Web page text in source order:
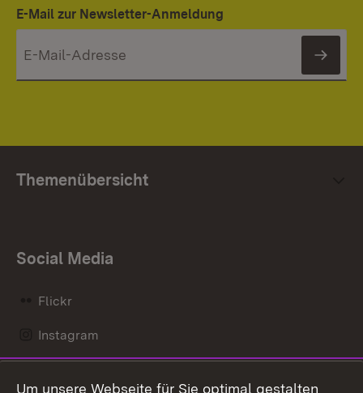
E-Mail zur Newsletter-Anmeldung
Themenübersicht
Social Media
Flickr
Instagram
Um unsere Webseite für Sie optimal gestalten